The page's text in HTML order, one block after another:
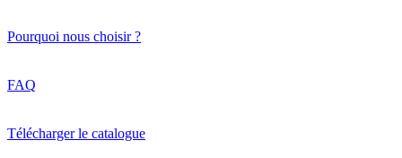
Pourquoi nous choisir ?
FAQ
Télécharger le catalogue